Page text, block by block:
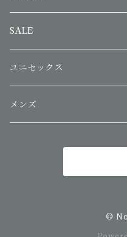
SALE
ユニセックス
メンズ
©